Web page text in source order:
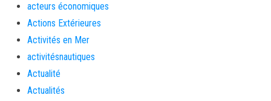
acteurs économiques
Actions Extérieures
Activités en Mer
activitésnautiques
Actualité
Actualités